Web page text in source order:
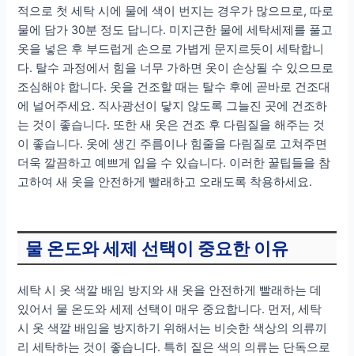
적으로 첫 세탁 시에 물에 색이 번지는 경우가 많으므로, 따로
물에 담가 30분 정도 답니다. 미지근한 물에 세탁세제를 풀고
옷을 넣은 후 부드럽게 손으로 가볍게 문지르듯이 세탁합니
다. 탈수 과정에서 힘을 너무 가하면 옷이 손상될 수 있으므로
조심해야 합니다. 옷을 건조할 때는 탈수 후에 곧바로 건조대
에 널어주세요. 직사광선이 닿지 않도록 그늘진 곳에 건조하
는 것이 좋습니다. 또한 새 옷은 건조 후 다림질을 해주는 것
이 좋습니다. 옷에 생긴 주름이나 힘줄을 다림질로 고쳐주면
더욱 깔끔하고 예쁘게 입을 수 있습니다. 이러한 꿀팁들을 참
고하여 새 옷을 안전하게 빨래하고 오래도록 착용하세요.
물 온도와 세제 선택이 중요한 이유
세탁 시 옷 색깔 배임 방지와 새 옷을 안전하게 빨래하는 데
있어서 물 온도와 세제 선택이 매우 중요합니다. 먼저, 세탁
시 옷 색깔 배임을 방지하기 위해서는 비슷한 색상의 의류끼
리 세탁하는 것이 좋습니다. 특히 짙은 색의 의류는 단독으로